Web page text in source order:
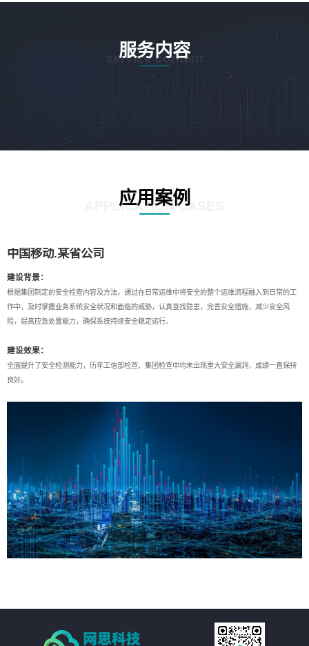
服务内容
service content
应用案例
APPLICATION CASES
中国移动.某省公司
建设背景：
根据集团制定的安全检查内容及方法，通过在日常运维中将安全的整个运维流程融入到日常的工
作中，及时掌握业务系统安全状况和面临的威胁，认真查找隐患，完善安全措施，减少安全风
险，提高应急处置能力，确保系统持续安全稳定运行。
建设效果：
全面提升了安全检测能力，历年工信部检查、集团检查中均未出现重大安全漏洞，成绩一直保持
良好。